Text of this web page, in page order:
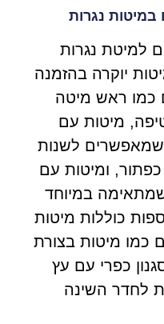
במיטות נגרות
למיטת נגרות
יוקרה בהזמנה
כמו ראש מיטה
מיטות עם
שמאפשרים לשנות
ומיטות עם
במיוחד
כוללות מיטות
כמו מיטות בצורת
כפרי עם עץ
לחדר השינה